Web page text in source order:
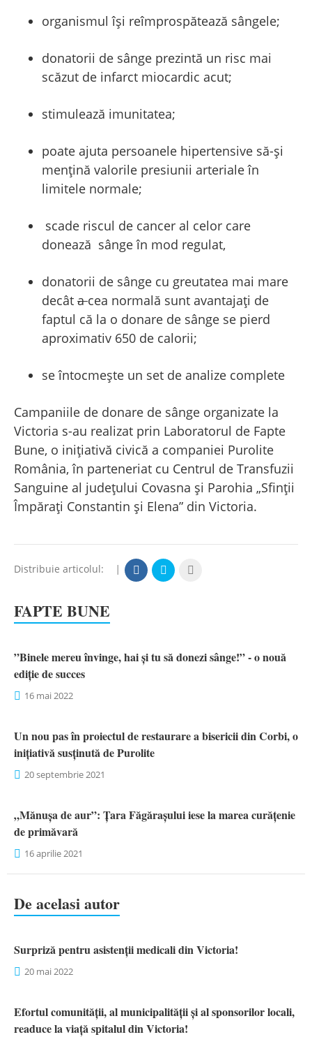
organismul își reîmprospătează sângele;
donatorii de sânge prezintă un risc mai
scăzut de infarct miocardic acut;
stimulează imunitatea;
poate ajuta persoanele hipertensive să-și
mențină valorile presiunii arteriale în
limitele normale;
scade riscul de cancer al celor care
donează sânge în mod regulat,
donatorii de sânge cu greutatea mai mare
decât acea normală sunt avantajați de
faptul că la o donare de sânge se pierd
aproximativ 650 de calorii;
se întocmește un set de analize complete
Campaniile de donare de sânge organizate la
Victoria s-au realizat prin Laboratorul de Fapte
Bune, o inițiativă civică a companiei Purolite
România, în parteneriat cu Centrul de Transfuzii
Sanguine al județului Covasna și Parohia „Sfinții
Împărați Constantin și Elena” din Victoria.
Distribuie articolul: |
FAPTE BUNE
”Binele mereu învinge, hai și tu să donezi sânge!” - o nouă
ediție de succes
16 mai 2022
Un nou pas în proiectul de restaurare a bisericii din Corbi, o
inițiativă susținută de Purolite
20 septembrie 2021
„Mănușa de aur”: Țara Făgărașului iese la marea curățenie
de primăvară
16 aprilie 2021
De acelasi autor
Surpriză pentru asistenții medicali din Victoria!
20 mai 2022
Efortul comunității, al municipalității și al sponsorilor locali,
readuce la viață spitalul din Victoria!